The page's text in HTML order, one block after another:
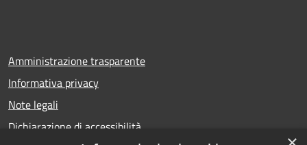
Amministrazione trasparente
Informativa privacy
Note legali
Dichiarazione di accessibilità